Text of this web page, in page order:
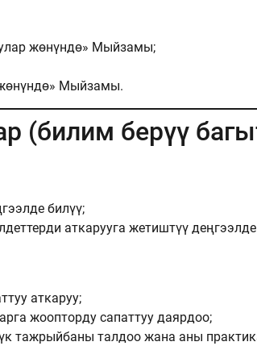
жөнүндө» Мыйзамы;
Мыйзамы.
(билим берүү
билүү;
аткарууга жетиштүү деңгээлде
аткаруу;
жоопторду сапаттуу даярдоо;
тажрыйбаны талдоо жана аны